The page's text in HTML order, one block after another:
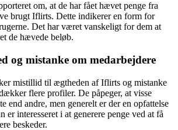
om, at de har fået hævet penge fra
brugt Iflirts. Dette indikerer en form for
Det har været vanskeligt for dem at
de hævede beløb.
og mistanke om medarbejdere
mistillid til ægtheden af Iflirts og mistanke
flere profiler. De påpeger, at visse
end andre, men generelt er der en opfattelse
er interesseret i at generere penge ved at få
beskeder.